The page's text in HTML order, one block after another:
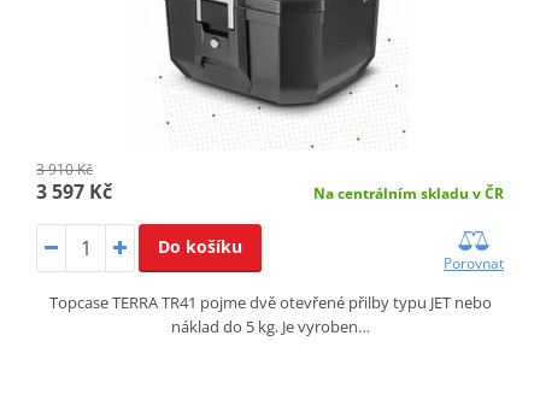
3 910 Kč
3 597 Kč Na centrálním skladu v ČR
Do košíku
Porovnat
Topcase TERRA TR41 pojme dvě otevřené přilby typu JET nebo
náklad do 5 kg. Je vyroben…